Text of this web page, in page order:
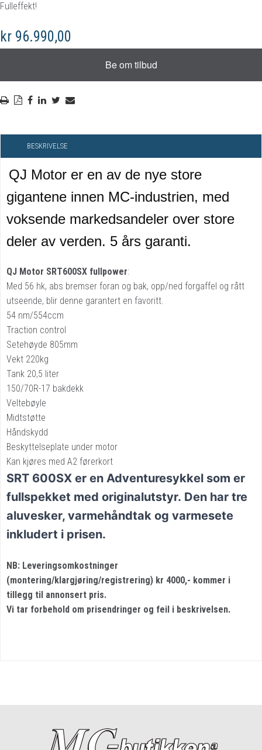
Fulleffekt!
kr 96.990,00
BESKRIVELSE
QJ Motor er en av de nye store
gigantene innen MC-industrien, med
voksende markedsandeler over store
deler av verden. 5 års garanti.
QJ Motor SRT600SX fullpower:
Med 56 hk, abs bremser foran og bak, opp/ned forgaffel og rått
utseende, blir denne garantert en favoritt.
54 nm/554ccm
Traction control
Setehøyde 805mm
Vekt 220kg
Tank 20,5 liter
150/70R-17 bakdekk
Veltebøyle
Midtstøtte
Håndskydd
Beskyttelseplate under motor
Kan kjøres med A2 førerkort
SRT 600SX er en Adventuresykkel som er
fullspekket med originalutstyr. Den har tre
aluvesker, varmehåndtak og varmesete
inkludert i prisen.
NB: Leveringsomkostninger
(montering/klargjøring/registrering) kr 4000,- kommer i
tillegg til annonsert pris.
Vi tar forbehold om prisendringer og feil i beskrivelsen.